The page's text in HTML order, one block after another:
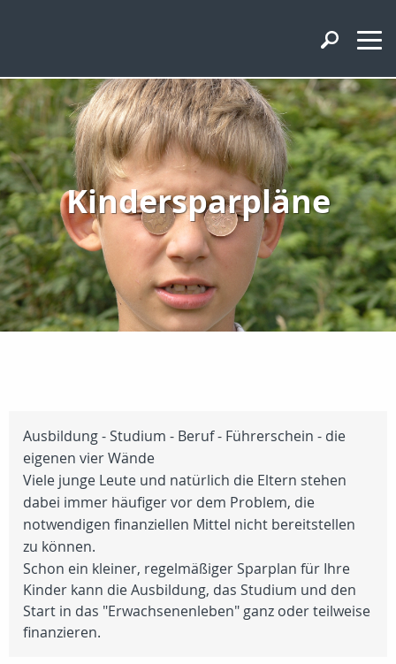
Kindersparpläne
Ausbildung - Studium - Beruf - Führerschein - die
eigenen vier Wände
Viele junge Leute und natürlich die Eltern stehen
dabei immer häufiger vor dem Problem, die
notwendigen finanziellen Mittel nicht bereitstellen
zu können.
Schon ein kleiner, regelmäßiger Sparplan für Ihre
Kinder kann die Ausbildung, das Studium und den
Start in das "Erwachsenenleben" ganz oder teilweise
finanzieren.